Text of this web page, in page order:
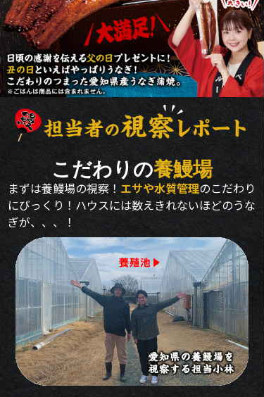
こだわりの養鰻場
まずは養鰻場の視察！ エサや水質管理のこだわり
にびっくり！ハウスには数えきれないほどのうな
ぎが、、、！